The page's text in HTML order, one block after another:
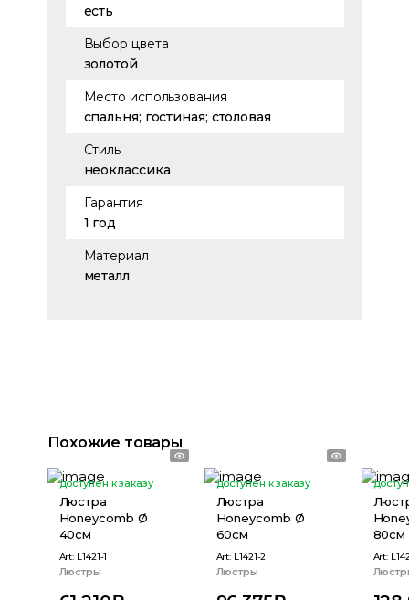
есть
Выбор цвета
золотой
Место использования
спальня; гостиная; столовая
Стиль
неоклассика
Гарантия
1 год
Материал
металл
Похожие товары
доступен к заказу
Люстра
Honeycomb Ø
40см
Art: L1421-1
Люстры
доступен к заказу
Люстра
Honeycomb Ø
60см
Art: L1421-2
Люстры
80см
Art: